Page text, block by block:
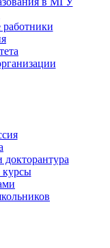
работники
курсы